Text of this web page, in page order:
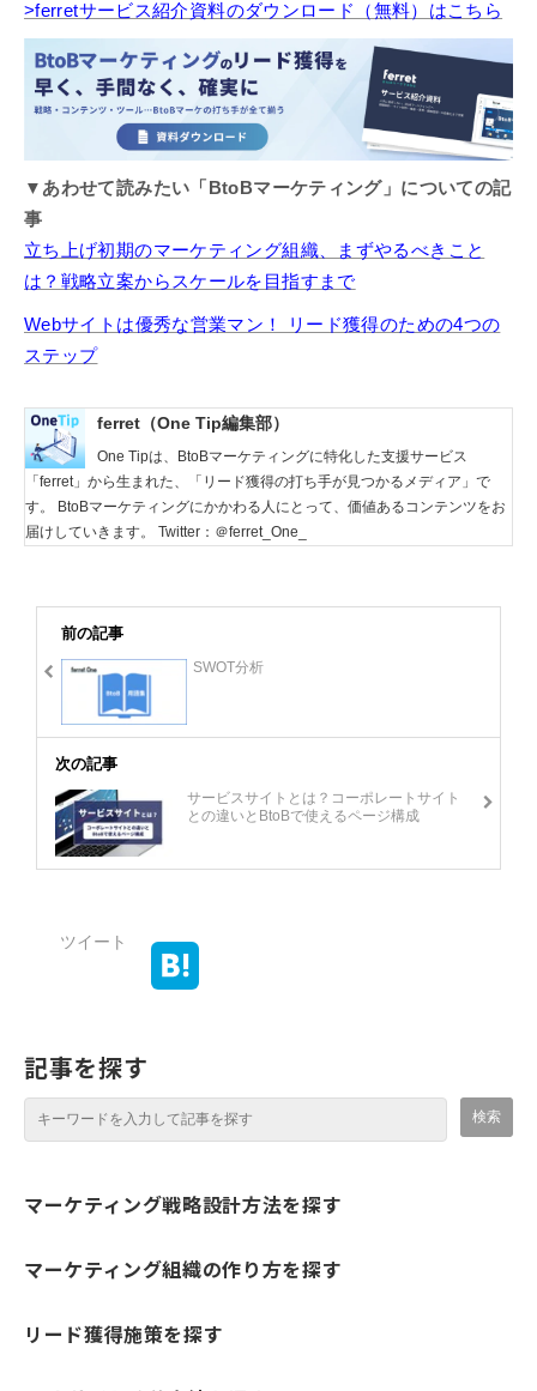
>ferretサービス紹介資料のダウンロード（無料）はこちら
▼あわせて読みたい「BtoBマーケティング」についての記
事
立ち上げ初期のマーケティング組織、まずやるべきこと
は？戦略立案からスケールを目指すまで
Webサイトは優秀な営業マン！ リード獲得のための4つの
ステップ
ferret（One Tip編集部）
One Tipは、BtoBマーケティングに特化した支援サービス
「ferret」から生まれた、「リード獲得の打ち手が見つかるメディア」で
す。 BtoBマーケティングにかかわる人にとって、価値あるコンテンツをお
届けしていきます。 Twitter：＠ferret_One_
前の記事
SWOT分析
次の記事
サービスサイトとは？コーポレートサイト
との違いとBtoBで使えるページ構成
ツイート
記事を探す
マーケティング戦略設計方法を探す
マーケティング組織の作り方を探す
リード獲得施策を探す